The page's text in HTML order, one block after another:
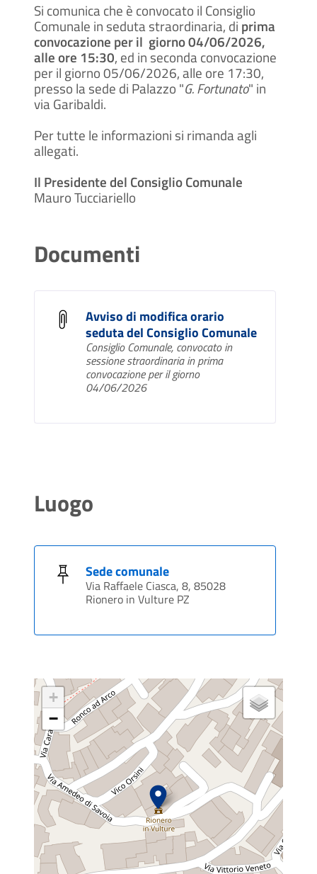
Si comunica che è convocato il Consiglio
Comunale in seduta straordinaria, di prima
convocazione per il giorno 04/06/2026,
alle ore 15:30, ed in seconda convocazione
per il giorno 05/06/2026, alle ore 17:30,
presso la sede di Palazzo "G. Fortunato" in
via Garibaldi.
Per tutte le informazioni si rimanda agli
allegati.
Il Presidente del Consiglio Comunale
Mauro Tucciariello
Documenti
Avviso di modifica orario
seduta del Consiglio Comunale
Consiglio Comunale, convocato in
sessione straordinaria in prima
convocazione per il giorno
04/06/2026
Luogo
Sede comunale
Via Raffaele Ciasca, 8, 85028
Rionero in Vulture PZ
+
−